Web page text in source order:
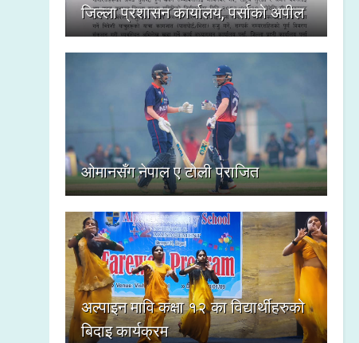
जिल्ला प्रशासन कार्यालय, पर्साको अपील
ओमानसँग नेपाल ए टोली पराजित
अल्पाइन मावि कक्षा १२ का विद्यार्थीहरुको
बिदाइ कार्यक्रम